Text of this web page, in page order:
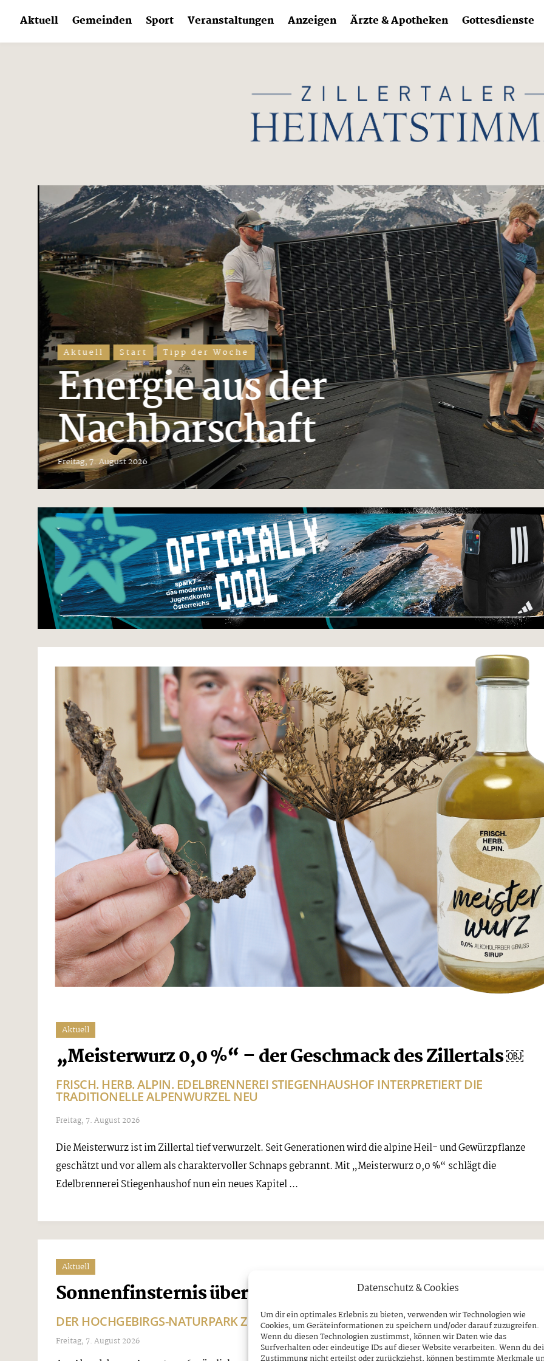
Datenschutz & Cookies
Um dir ein optimales Erlebnis zu bieten, verwenden wir Technologien wie
Cookies, um Geräteinformationen zu speichern und/oder darauf zuzugreifen.
Wenn du diesen Technologien zustimmst, können wir Daten wie das
Surfverhalten oder eindeutige IDs auf dieser Website verarbeiten. Wenn du
content
Aktuell Gemeinden Sport Veranstaltungen Anzeigen Ärzte & Apotheken Gottesdienste
Aktuell Start Tipp der Woche
Energie aus der
Nachbarschaft
Freitag, 7. August 2026
Aktuell
„Meisterwurz 0,0 %“ – der Geschmack des Zillertals ￼
FRISCH. HERB. ALPIN. EDELBRENNEREI STIEGENHAUSHOF INTERPRETIERT DIE
TRADITIONELLE ALPENWURZEL NEU
Freitag, 7. August 2026
Die Meisterwurz ist im Zillertal tief verwurzelt. Seit Generationen wird die alpine Heil- und Gewürzpflanze
geschätzt und vor allem als charaktervoller Schnaps gebrannt. Mit „Meisterwurz 0,0 %“ schlägt die
Edelbrennerei Stiegenhaushof nun ein neues Kapitel ...
Aktuell
Sonnenfinsternis über den Zillertaler Alpen am Mi, 12.08.
DER HOCHGEBIRGS-NATURPARK ZILLERTALER ALPEN INFORMIERT
Freitag, 7. August 2026